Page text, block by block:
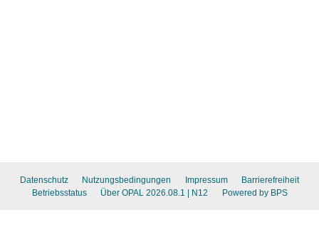
Datenschutz Nutzungsbedingungen Impressum
Barrierefreiheit
Betriebsstatus
Über OPAL 2026.08.1 | N12 Powered by BPS